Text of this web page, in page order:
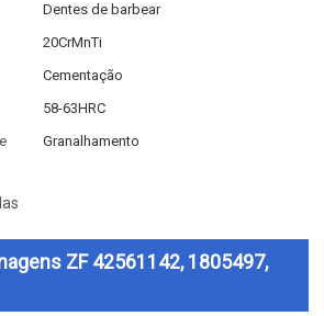
Dentes de barbear
20CrMnTi
Cementação
58-63HRC
Granalhamento
ZF 42561142, 1805497,